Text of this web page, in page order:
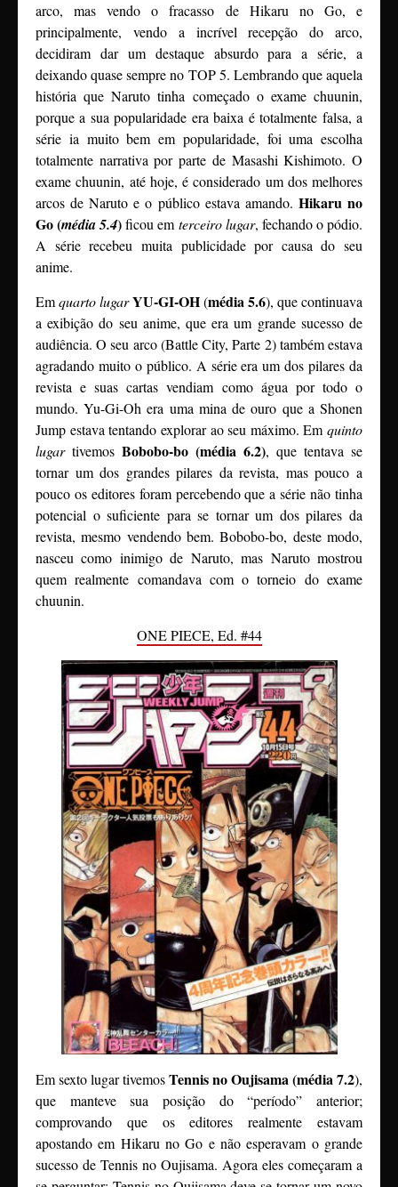
arco, mas vendo o fracasso de Hikaru no Go, e
principalmente, vendo a incrível recepção do arco,
decidiram dar um destaque absurdo para a série, a
deixando quase sempre no TOP 5. Lembrando que aquela
história que Naruto tinha começado o exame chuunin,
porque a sua popularidade era baixa é totalmente falsa, a
série ia muito bem em popularidade, foi uma escolha
totalmente narrativa por parte de Masashi Kishimoto. O
exame chuunin, até hoje, é considerado um dos melhores
arcos de Naruto e o público estava amando. Hikaru no
Go (média 5.4)ficou emterceiro lugar, fechando o pódio.
A série recebeu muita publicidade por causa do seu
anime.
Emquarto lugarYU-GI-OH(média 5.6), que continuava
a exibição do seu anime, que era um grande sucesso de
audiência. O seu arco (Battle City, Parte 2) também estava
agradando muito o público. A série era um dos pilares da
revista e suas cartas vendiam como água por todo o
mundo. Yu-Gi-Oh era uma mina de ouro que a Shonen
Jump estava tentando explorar ao seu máximo. Emquinto
lugartivemos Bobobo-bo (média 6.2), que tentava se
tornar um dos grandes pilares da revista, mas pouco a
pouco os editores foram percebendo que a série não tinha
potencial o suficiente para se tornar um dos pilares da
revista, mesmo vendendo bem. Bobobo-bo, deste modo,
nasceu como inimigo de Naruto, mas Naruto mostrou
quem realmente comandava com o torneio do exame
chuunin.
ONE PIECE, Ed. #44
Em sexto lugar tivemosTennis no Oujisama (média 7.2),
que manteve sua posição do “período” anterior;
comprovando que os editores realmente estavam
apostando em Hikaru no Go e não esperavam o grande
sucesso de Tennis no Oujisama. Agora eles começaram a